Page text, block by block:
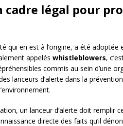
cadre légal pour
qui en est à l’origine, a été adoptée
appelés whistleblowers,
commis au sein d’une
lanceurs d’alerte dans la
un lanceur d’alerte doit remplir
directe des faits qu’il